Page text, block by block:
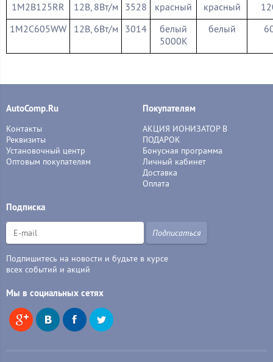
1M2B125RR
12В, 8Вт/м 3528 красный красный
1M2C605WW
12В, 6Вт/м 3014
белый
5000К
белый
AutoComp.Ru
Контакты
Реквизиты
Установочный центр
Оптовым покупателям
Покупателям
АКЦИЯ ИОНИЗАТОР В
ПОДАРОК
Бонусная программа
Личный кабинет
Доставка
Оплата
Подписка
Подписаться
Подпишитесь на новости и будьте в курсе
всех событий и акций
Мы в социальных сетях